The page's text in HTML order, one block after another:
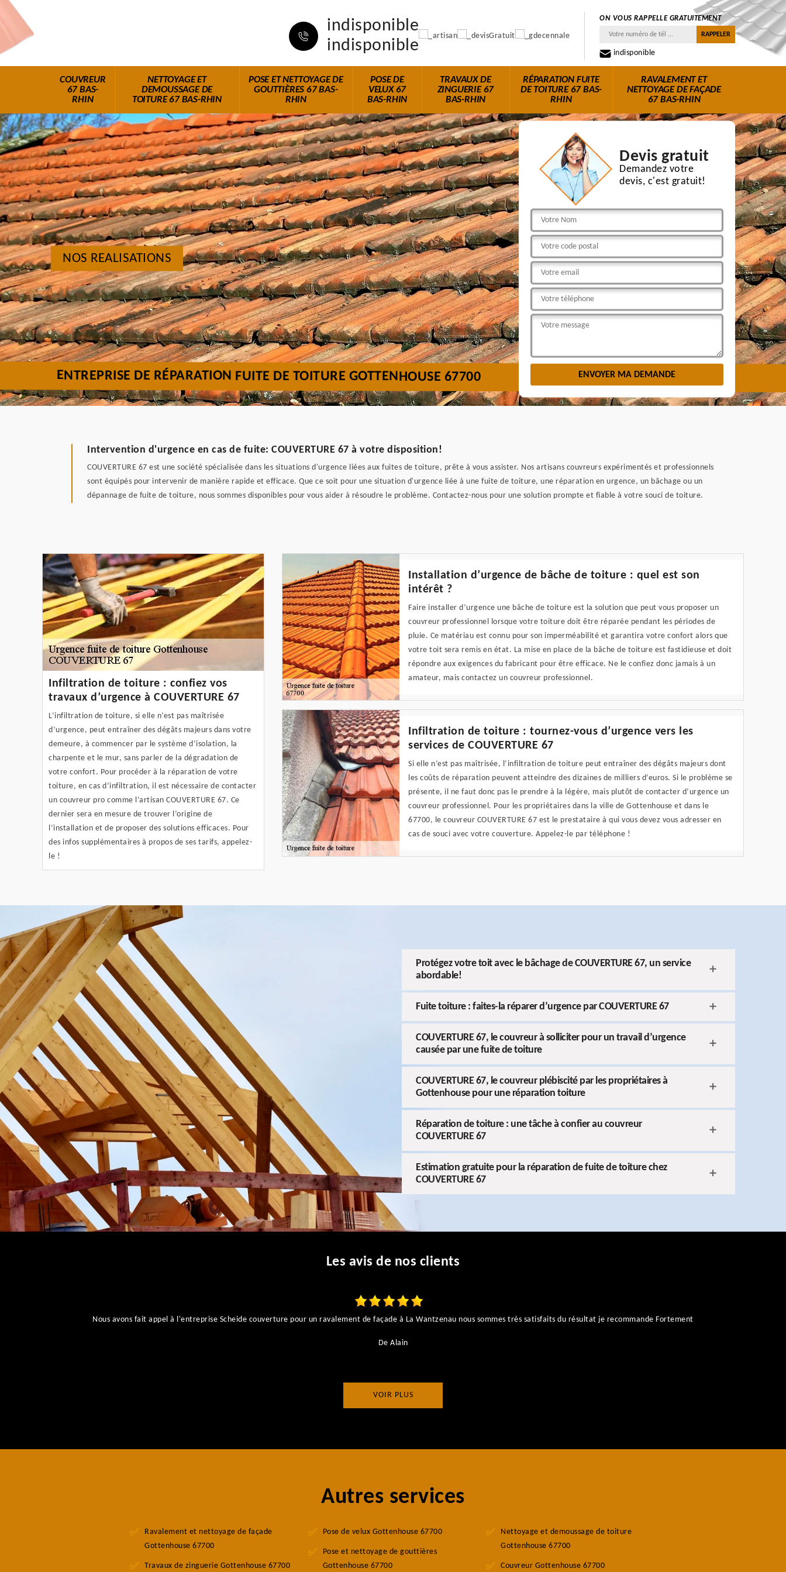
indisponible
indisponible
ON VOUS RAPPELLE GRATUITEMENT
indisponible
COUVREUR
67 BAS-
RHIN
NETTOYAGE ET
DEMOUSSAGE DE
TOITURE 67 BAS-RHIN
POSE ET NETTOYAGE DE
GOUTTIÈRES 67 BAS-
RHIN
POSE DE
VELUX 67
BAS-RHIN
TRAVAUX DE
ZINGUERIE 67
BAS-RHIN
RÉPARATION FUITE
DE TOITURE 67 BAS-
RHIN
RAVALEMENT ET
NETTOYAGE DE FAÇADE
67 BAS-RHIN
NOS REALISATIONS
Devis gratuit
Demandez votre
devis, c'est gratuit!
ENTREPRISE DE RÉPARATION FUITE DE TOITURE GOTTENHOUSE 67700
Intervention d'urgence en cas de fuite: COUVERTURE 67 à votre disposition!
COUVERTURE 67 est une société spécialisée dans les situations d'urgence liées aux fuites de toiture, prête à vous assister. Nos artisans couvreurs expérimentés et professionnels
sont équipés pour intervenir de manière rapide et efficace. Que ce soit pour une situation d'urgence liée à une fuite de toiture, une réparation en urgence, un bâchage ou un
dépannage de fuite de toiture, nous sommes disponibles pour vous aider à résoudre le problème. Contactez-nous pour une solution prompte et fiable à votre souci de toiture.
Infiltration de toiture : confiez vos
travaux d’urgence à COUVERTURE 67
L’infiltration de toiture, si elle n’est pas maîtrisée
d’urgence, peut entraîner des dégâts majeurs dans votre
demeure, à commencer par le système d’isolation, la
charpente et le mur, sans parler de la dégradation de
votre confort. Pour procéder à la réparation de votre
toiture, en cas d’infiltration, il est nécessaire de contacter
un couvreur pro comme l’artisan COUVERTURE 67. Ce
dernier sera en mesure de trouver l’origine de
l’installation et de proposer des solutions efficaces. Pour
des infos supplémentaires à propos de ses tarifs, appelez-
le !
Installation d’urgence de bâche de toiture : quel est son
intérêt ?
Faire installer d’urgence une bâche de toiture est la solution que peut vous proposer un
couvreur professionnel lorsque votre toiture doit être réparée pendant les périodes de
pluie. Ce matériau est connu pour son imperméabilité et garantira votre confort alors que
votre toit sera remis en état. La mise en place de la bâche de toiture est fastidieuse et doit
répondre aux exigences du fabricant pour être efficace. Ne le confiez donc jamais à un
amateur, mais contactez un couvreur professionnel.
Infiltration de toiture : tournez-vous d’urgence vers les
services de COUVERTURE 67
Si elle n’est pas maîtrisée, l’infiltration de toiture peut entraîner des dégâts majeurs dont
les coûts de réparation peuvent atteindre des dizaines de milliers d’euros. Si le problème se
présente, il ne faut donc pas le prendre à la légère, mais plutôt de contacter d’urgence un
couvreur professionnel. Pour les propriétaires dans la ville de Gottenhouse et dans le
67700, le couvreur COUVERTURE 67 est le prestataire à qui vous devez vous adresser en
cas de souci avec votre couverture. Appelez-le par téléphone !
Protégez votre toit avec le bâchage de COUVERTURE 67, un service
abordable!
Fuite toiture : faites-la réparer d’urgence par COUVERTURE 67
COUVERTURE 67, le couvreur à solliciter pour un travail d’urgence
causée par une fuite de toiture
COUVERTURE 67, le couvreur plébiscité par les propriétaires à
Gottenhouse pour une réparation toiture
Réparation de toiture : une tâche à confier au couvreur
COUVERTURE 67
Estimation gratuite pour la réparation de fuite de toiture chez
COUVERTURE 67
Les avis de nos clients
Nous avons fait appel à l'entreprise Scheide couverture pour un ravalement de façade à La Wantzenau nous sommes très satisfaits du résultat je recommande Fortement
De Alain
VOIR PLUS
Autres services
Ravalement et nettoyage de façade
Gottenhouse 67700
Travaux de zinguerie Gottenhouse 67700
Pose de velux Gottenhouse 67700
Pose et nettoyage de gouttières
Gottenhouse 67700
Nettoyage et demoussage de toiture
Gottenhouse 67700
Couvreur Gottenhouse 67700